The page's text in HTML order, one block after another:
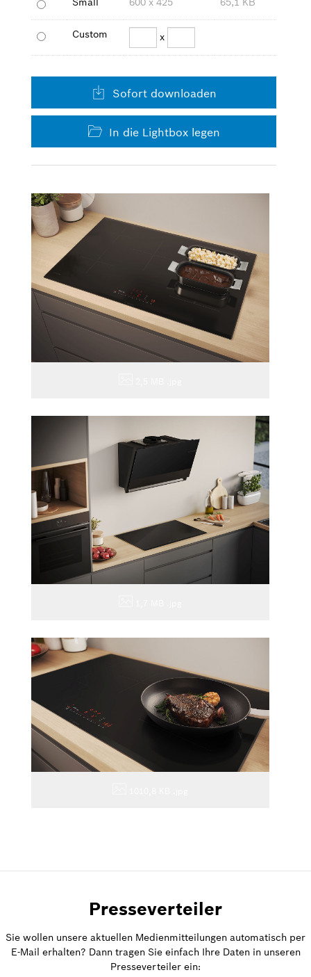
Custom x
Sofort downloaden
In die Lightbox legen
Presseverteiler
Sie wollen unsere aktuellen Medienmitteilungen automatisch per
E-Mail erhalten? Dann tragen Sie einfach Ihre Daten in unseren
Presseverteiler ein: